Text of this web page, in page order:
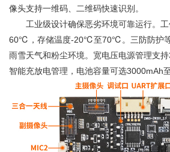
像头支持一维码、二维码快速识别。
工业级设计确保恶劣环境可靠运行。
60℃，存储温度-20℃至70℃。三防防护等
雨雪天气和粉尘环境。宽电压电源管理支
智能充放电管理，电池容量可选3000mAh